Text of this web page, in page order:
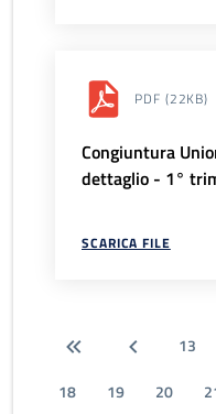
PDF (22KB)
Congiuntura
dettaglio - 1°
SCARICA FILE
13
18
19 20